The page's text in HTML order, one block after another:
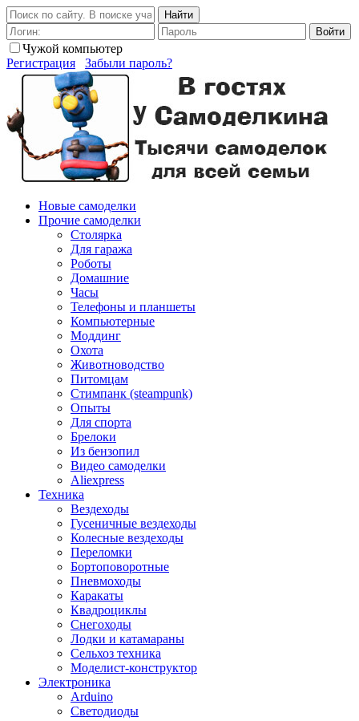
Найти
Войти
Чужой компьютер
Регистрация
Забыли пароль?
Новые самоделки
Прочие самоделки
Столярка
Для гаража
Роботы
Домашние
Часы
Телефоны и планшеты
Компьютерные
Моддинг
Охота
Животноводство
Питомцам
Стимпанк (steampunk)
Опыты
Для спорта
Брелоки
Из бензопил
Видео самоделки
Aliexpress
Техника
Вездеходы
Гусеничные вездеходы
Колесные вездеходы
Переломки
Бортоповоротные
Пневмоходы
Каракаты
Квадроциклы
Снегоходы
Лодки и катамараны
Сельхоз техника
Моделист-конструктор
Электроника
Arduino
Светодиоды